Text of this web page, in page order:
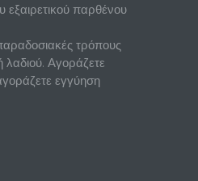
εξαιρετικού παρθένου
τρόπους
Αγοράζετε
εγγύηση